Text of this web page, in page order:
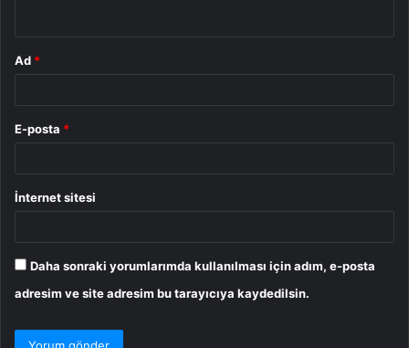
Ad *
E-posta *
İnternet sitesi
Daha sonraki yorumlarımda kullanılması için adım, e-posta
adresim ve site adresim bu tarayıcıya kaydedilsin.